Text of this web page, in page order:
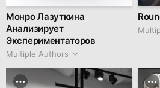
Монро Лазуткина
Анализирует
Экспериментаторов
Multiple Authors